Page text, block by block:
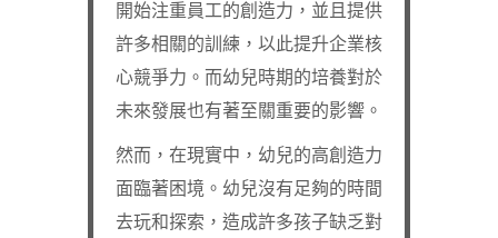
開始注重員工的創造力，並且提供
許多相關的訓練，以此提升企業核
心競爭力。而幼兒時期的培養對於
未來發展也有著至關重要的影響。
然而，在現實中，幼兒的高創造力
面臨著困境。幼兒沒有足夠的時間
去玩和探索，造成許多孩子缺乏對